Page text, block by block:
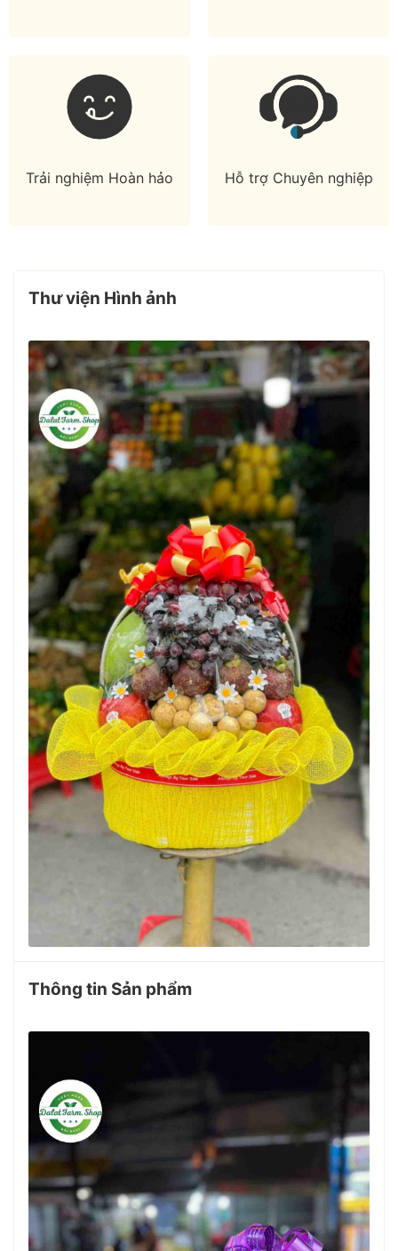
Trải nghiệm Hoàn hảo Hỗ trợ Chuyên nghiệp
Thư viện Hình ảnh
Thông tin Sản phẩm